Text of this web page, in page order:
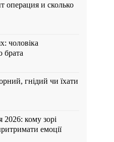
операция и сколько
чоловіка
брата
гнідий чи їхати
2026: кому зорі
емоції